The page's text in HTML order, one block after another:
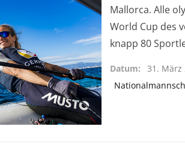
Mallorca. Alle
World Cup des
knapp 80
Datum 31. März